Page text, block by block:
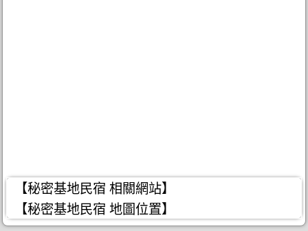
【秘密基地民宿 相關網站】
【秘密基地民宿 地圖位置】